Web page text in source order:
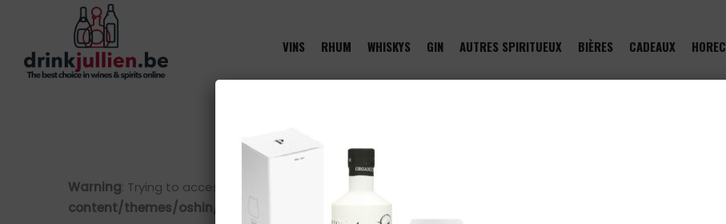
VINS RHUM WHISKYS GIN AUTRES SPIRITUEUX BIÈRES CADEAUX
Warning: Trying to access array offset on value of type null in
content/themes/oshin/content.php
on line